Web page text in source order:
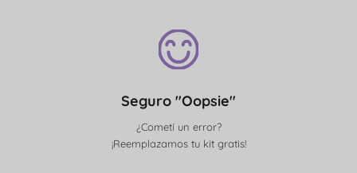
Seguro "Oopsie"
¿Cometí un error?
¡Reemplazamos tu kit gratis!